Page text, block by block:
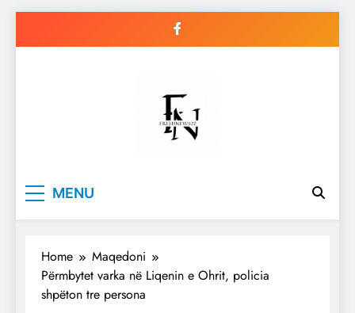
MENU
Home
Maqedoni
Përmbytet varka në Liqenin e Ohrit, policia
shpëton tre persona